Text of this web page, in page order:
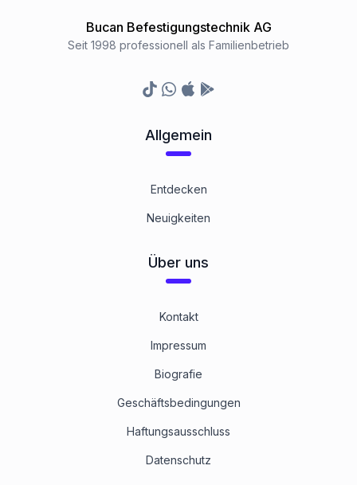
Bucan Befestigungstechnik AG
Seit 1998 professionell als Familienbetrieb
TikTokWhatsapp
Appstore
Google Play Store
Allgemein
Entdecken
Neuigkeiten
Über uns
Kontakt
Impressum
Biografie
Geschäftsbedingungen
Haftungsausschluss
Datenschutz